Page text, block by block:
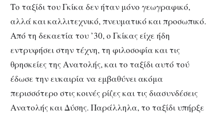
Το ταξίδι του Γκίκα δεν ήταν μόνο γεωγραφικό,
αλλά και καλλιτεχνικό, πνευματικό και προσωπικό.
Από τη δεκαετία του ’30, ο Γκίκας είχε ήδη
εντρυφήσει στην τέχνη, τη φιλοσοφία και τις
θρησκείες της Ανατολής, και το ταξίδι αυτό τού
έδωσε την ευκαιρία να εμβαθύνει ακόμα
περισσότερο στις κοινές ρίζες και τις διασυνδέσεις
Ανατολής και Δύσης. Παράλληλα, το ταξίδι υπήρξε